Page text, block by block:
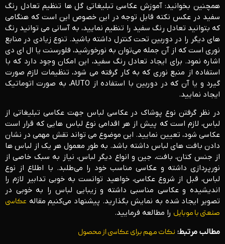
همچنین بخوانید: آموزش عکاسی تبلیغاتی گل ها تنظیم تعادل رنگ
سفید در عکس نکته قابل توجه در این خصوص این است که هنگامی
که بتوانید تعادل رنگ سفید را تنظیم نمایید، به آسانی می توانید رنگ
های دیگر را در دوربین تحت کنترل داشته باشید. تنوع زیادی در منابع
نوری است که از آن جمله می‌توان به نورخورشید، فلورسنت یا ال ای دی
اشاره نمود. برای ایجاد تعادل رنگ سفید، این امکان وجود دارد که با
استفاده از منبع نوری که به کار گرفته می شود، تنظیمات لازم صورت
گیرد و یا آن که در دوربین با استفاده از AUTO، به صورت اتوماتیک
ایجاد نمایید.
در نظر گرفتن نوع پوشاک در عکاسی لباس جهت عکاسی تبلیغاتی از
لباس، لازم است که پیش از هر اقدامی نوع لباس هایی که قرار است
عکاسی شود، تعیین نمایید. این موضوع می تواند نقش مهمی در نشان
دادن بافت های لباس داشته باشد. به طور معمول هر یک از لباس ها
از جنس کتان، بافت، جین و انواع دیگر لباس، نیاز به سبک خاصی از
نورپردازی داشته و عکاسی مناسب خود را می‌طلبد. با اطلاع از نوع
لباس، قبل از شروع عکاسی، خواهید توانست به خوبی تدابیر لازم را
اندیشیده و عکاسی مناسبی داشته و زیبایی لباس را به خوبی در
تصویر ایجاد شده به نمایش بگذارید. پیشنهاد می‌کنیم مقاله عکاسی
صنعتی با موبایل را مطالعه فرمایید.
مطالب مرتبط: نکات مهم برایعکاسی از محصول